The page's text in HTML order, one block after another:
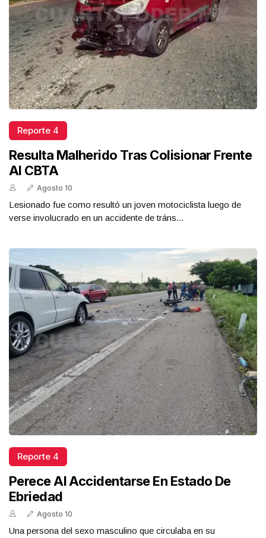
Reporte 4
Resulta Malherido Tras Colisionar Frente
Al CBTA
Agosto 10
Lesionado fue como resultó un joven motociclista luego de
verse involucrado en un accidente de tráns...
Reporte 4
Perece Al Accidentarse En Estado De
Ebriedad
Agosto 10
Una persona del sexo masculino que circulaba en su